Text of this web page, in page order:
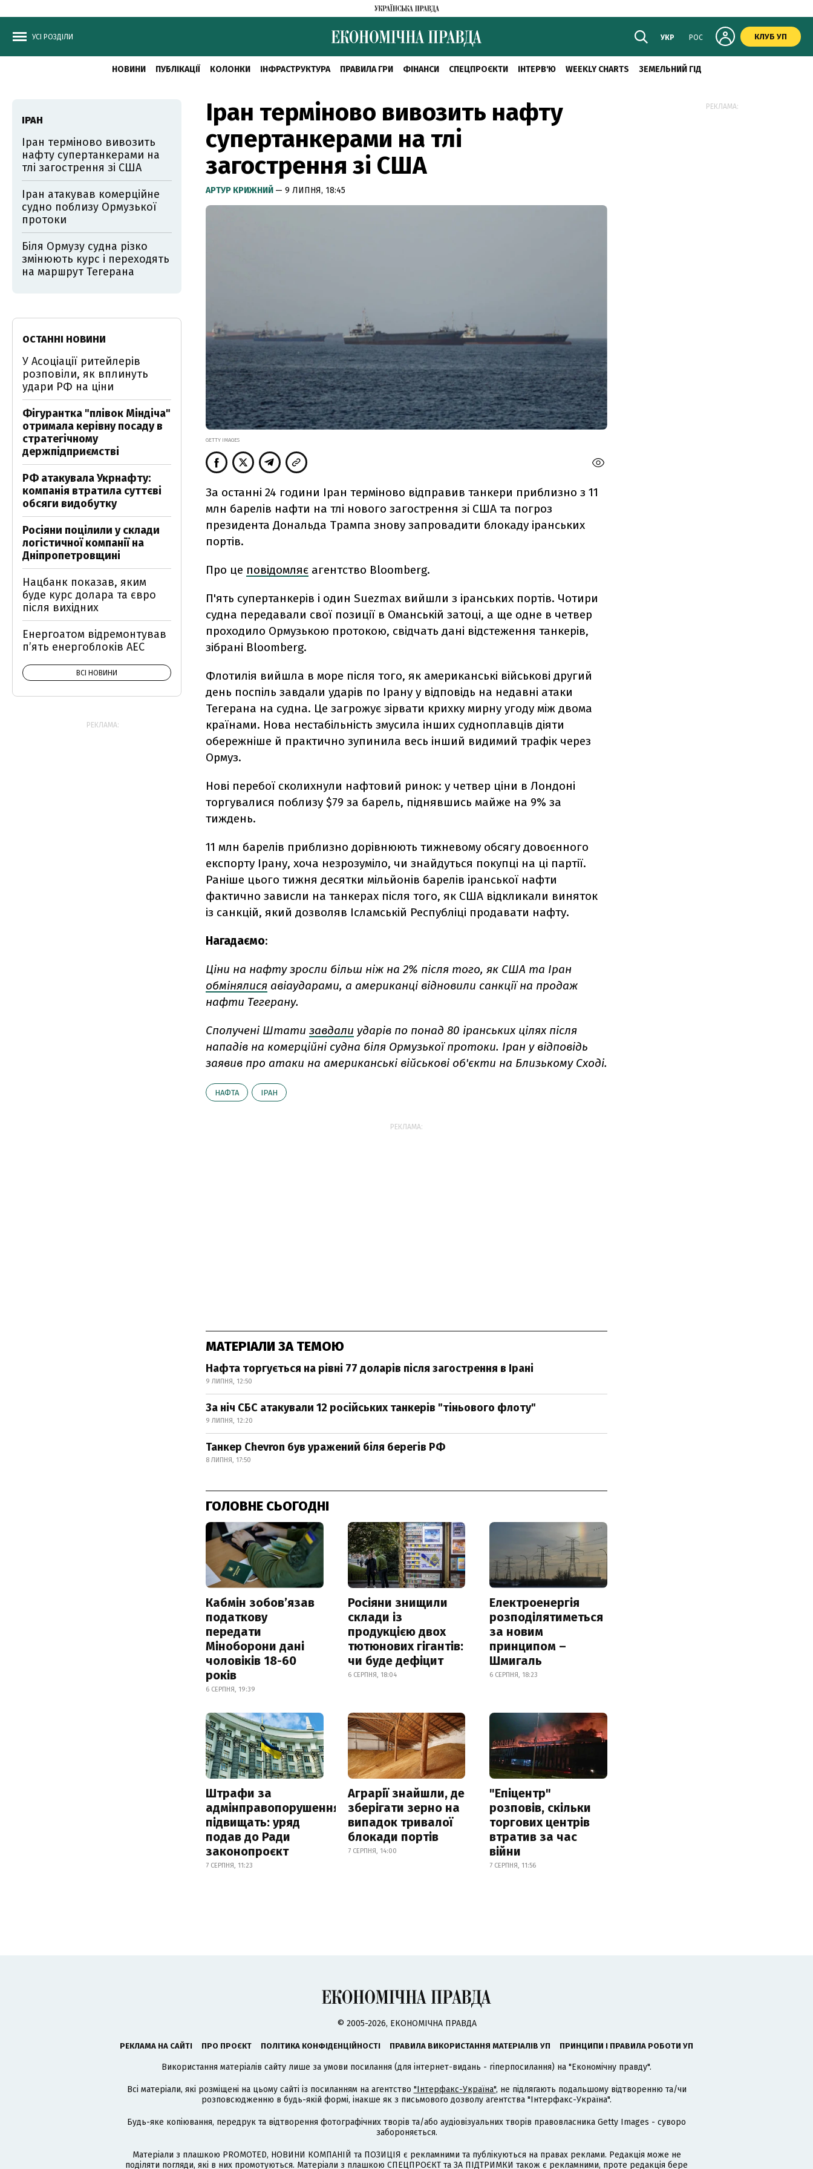
УСІ РОЗДІЛИ УКР РОС КЛУБ УП
НОВИНИ ПУБЛІКАЦІЇ КОЛОНКИ ІНФРАСТРУКТУРА ПРАВИЛА ГРИ ФІНАНСИ СПЕЦПРОЄКТИ ІНТЕРВ'Ю WEEKLY CHARTS ЗЕМЕЛЬНИЙ ГІД
Іран терміново вивозить нафту
супертанкерами на тлі
загострення зі США
АРТУР КРИЖНИЙ — 9 ЛИПНЯ, 18:45
GETTY IMAGES
За останні 24 години Іран терміново відправив танкери приблизно з 11
млн барелів нафти на тлі нового загострення зі США та погроз
президента Дональда Трампа знову запровадити блокаду іранських
портів.
Про це повідомляє агентство Bloomberg.
П'ять супертанкерів і один Suezmax вийшли з іранських портів. Чотири
судна передавали свої позиції в Оманській затоці, а ще одне в четвер
проходило Ормузькою протокою, свідчать дані відстеження танкерів,
зібрані Bloomberg.
Флотилія вийшла в море після того, як американські військові другий
день поспіль завдали ударів по Ірану у відповідь на недавні атаки
Тегерана на судна. Це загрожує зірвати крихку мирну угоду між двома
країнами. Нова нестабільність змусила інших судноплавців діяти
обережніше й практично зупинила весь інший видимий трафік через
Ормуз.
Нові перебої сколихнули нафтовий ринок: у четвер ціни в Лондоні
торгувалися поблизу $79 за барель, піднявшись майже на 9% за
тиждень.
11 млн барелів приблизно дорівнюють тижневому обсягу довоєнного
експорту Ірану, хоча незрозуміло, чи знайдуться покупці на ці партії.
Раніше цього тижня десятки мільйонів барелів іранської нафти
фактично зависли на танкерах після того, як США відкликали виняток
із санкцій, який дозволяв Ісламській Республіці продавати нафту.
Нагадаємо:
Ціни на нафту зросли більш ніж на 2% після того, як США та Іран
обмінялися авіаударами, а американці відновили санкції на продаж
нафти Тегерану.
Сполучені Штати завдали ударів по понад 80 іранських цілях після
нападів на комерційні судна біля Ормузької протоки. Іран у відповідь
заявив про атаки на американські військові об'єкти на Близькому Сході.
НАФТА ІРАН
РЕКЛАМА:
МАТЕРІАЛИ ЗА ТЕМОЮ
Нафта торгується на рівні 77 доларів після загострення в Ірані
9 ЛИПНЯ, 12:50
За ніч СБС атакували 12 російських танкерів "тіньового флоту"
9 ЛИПНЯ, 12:20
Танкер Chevron був уражений біля берегів РФ
8 ЛИПНЯ, 17:50
ГОЛОВНЕ СЬОГОДНІ
Кабмін зобовʼязав
податкову
передати
Міноборони дані
чоловіків 18-60
років
6 СЕРПНЯ, 19:39
Росіяни знищили
склади із
продукцією двох
тютюнових гігантів:
чи буде дефіцит
6 СЕРПНЯ, 18:04
Електроенергія
розподілятиметься
за новим
принципом –
Шмигаль
6 СЕРПНЯ, 18:23
Штрафи за
адмінправопорушення
підвищать: уряд
подав до Ради
законопроєкт
7 СЕРПНЯ, 11:23
Аграрії знайшли, де
зберігати зерно на
випадок тривалої
блокади портів
7 СЕРПНЯ, 14:00
"Епіцентр"
розповів, скільки
торгових центрів
втратив за час
війни
7 СЕРПНЯ, 11:56
ІРАН
Іран терміново вивозить
нафту супертанкерами на
тлі загострення зі США
Іран атакував комерційне
судно поблизу Ормузької
протоки
Біля Ормузу судна різко
змінюють курс і переходять
на маршрут Тегерана
ОСТАННІ НОВИНИ
У Асоціації ритейлерів
розповіли, як вплинуть
удари РФ на ціни
Фігурантка "плівок Міндіча"
отримала керівну посаду в
стратегічному
держпідприємстві
РФ атакувала Укрнафту:
компанія втратила суттєві
обсяги видобутку
Росіяни поцілили у склади
логістичної компанії на
Дніпропетровщині
Нацбанк показав, яким
буде курс долара та євро
після вихідних
Енергоатом відремонтував
п’ять енергоблоків АЕС
ВСІ НОВИНИ
РЕКЛАМА:
РЕКЛАМА:
© 2005-2026, ЕКОНОМІЧНА ПРАВДА
РЕКЛАМА НА САЙТІ ПРО ПРОЄКТ ПОЛІТИКА КОНФІДЕНЦІЙНОСТІ ПРАВИЛА ВИКОРИСТАННЯ МАТЕРІАЛІВ УП ПРИНЦИПИ І ПРАВИЛА РОБОТИ УП
Використання матеріалів сайту лише за умови посилання (для інтернет-видань - гіперпосилання) на "Економічну правду".
Всі матеріали, які розміщені на цьому сайті із посиланням на агентство "Інтерфакс-Україна", не підлягають подальшому відтворенню та/чи
розповсюдженню в будь-якій формі, інакше як з письмового дозволу агентства "Інтерфакс-Україна".
Будь-яке копіювання, передрук та відтворення фотографічних творів та/або аудіовізуальних творів правовласника Getty Images - суворо
забороняється.
Матеріали з плашкою PROMOTED, НОВИНИ КОМПАНІЙ та ПОЗИЦІЯ є рекламними та публікуються на правах реклами. Редакція може не
поділяти погляди, які в них промотуються. Матеріали з плашкою СПЕЦПРОЄКТ та ЗА ПІДТРИМКИ також є рекламними, проте редакція бере